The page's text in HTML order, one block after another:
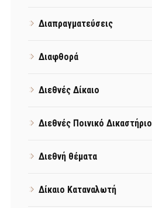
Διαπραγματεύσεις
Διαφθορά
Διεθνές Δίκαιο
Διεθνές Ποινικό Δικαστήριο
Διεθνή θέματα
Δίκαιο Καταναλωτή